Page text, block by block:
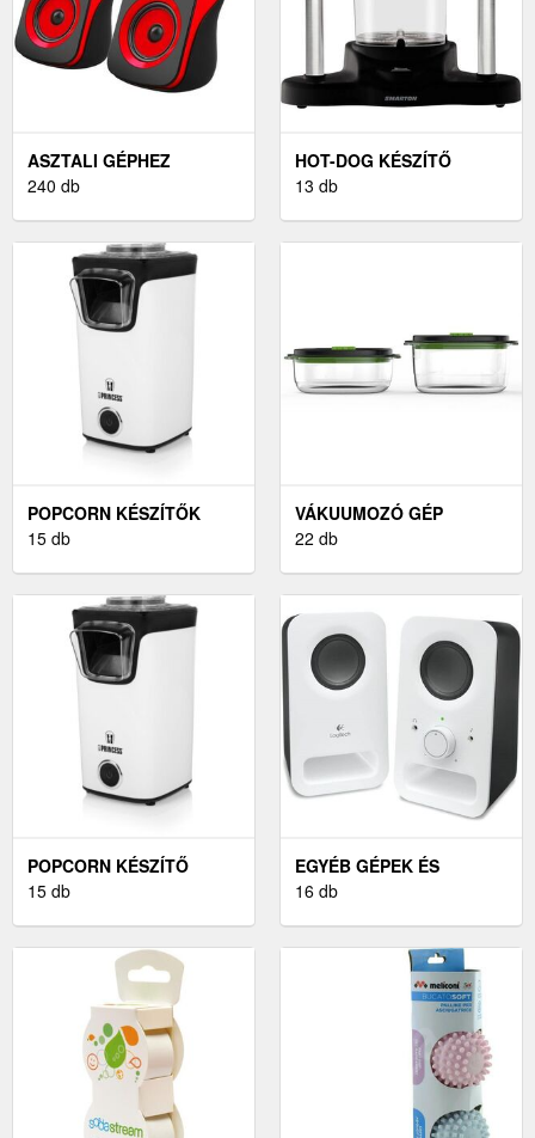
ASZTALI GÉPHEZ
240 db
HOT-DOG KÉSZÍTŐ
13 db
POPCORN KÉSZÍTŐK
15 db
VÁKUUMOZÓ GÉP
22 db
POPCORN KÉSZÍTŐ
15 db
EGYÉB GÉPEK ÉS
ESZKÖZÖK
16 db